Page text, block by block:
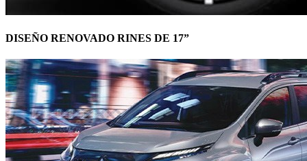
DISEÑO RENOVADO RINES DE 17”